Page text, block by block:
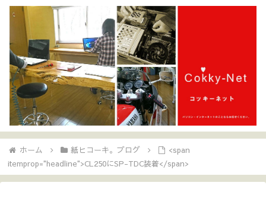
ホーム 紙ヒコーキ。ブログ
<span
itemprop="headline">CL250にSP-TDC装着</span>